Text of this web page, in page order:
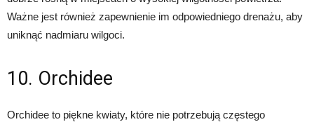
Ważne jest również zapewnienie im odpowiedniego drenażu, aby
uniknąć nadmiaru wilgoci.
10. Orchidee
Orchidee to piękne kwiaty, które nie potrzebują częstego